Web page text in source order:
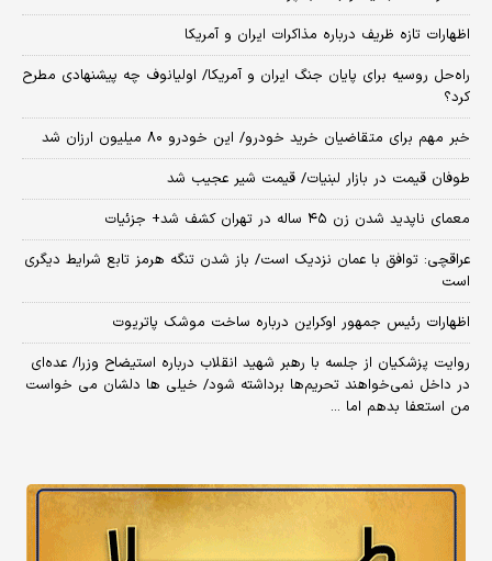
اظهارات تازه ظریف درباره مذاکرات ایران و آمریکا
راه‌حل روسیه برای پایان جنگ ایران و آمریکا/ اولیانوف چه پیشنهادی مطرح
کرد؟
خبر مهم برای متقاضیان خرید خودرو/ این خودرو ۸۰ میلیون ارزان شد
طوفان قیمت در بازار لبنیات/ قیمت شیر عجیب شد
معمای ناپدید شدن زن ۴۵ ساله در تهران کشف شد+ جزئیات
عراقچی: توافق با عمان نزدیک است/ باز شدن تنگه هرمز تابع شرایط دیگری
است
اظهارات رئیس جمهور اوکراین درباره ساخت موشک پاتریوت
روایت پزشکیان از جلسه با رهبر شهید انقلاب درباره استیضاح وزرا/ عده‌ای
در داخل نمی‌خواهند تحریم‌ها برداشته شود/ خیلی ها دلشان می خواست
من استعفا بدهم اما ...